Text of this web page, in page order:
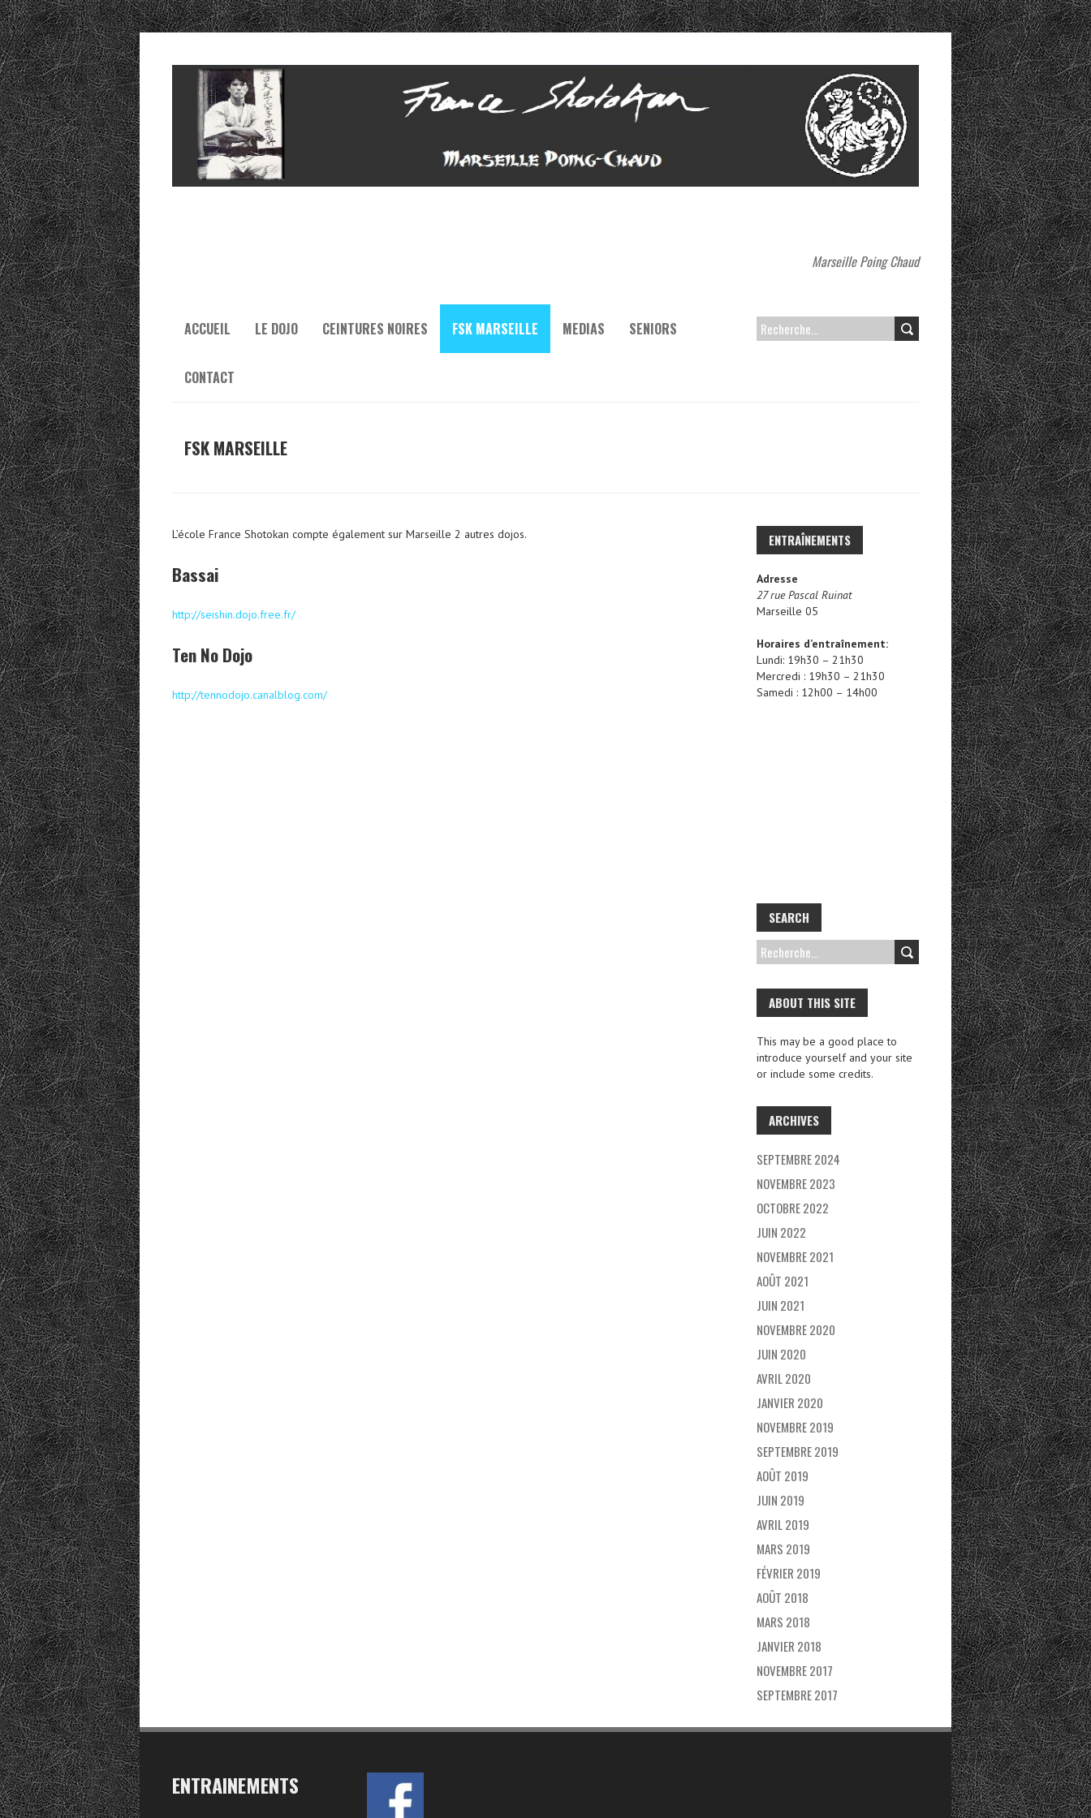
Marseille Poing Chaud
ACCUEIL LE DOJO CEINTURES NOIRES FSK MARSEILLE MEDIAS SENIORS
CONTACT
R
E
:
FSK MARSEILLE
L’école France Shotokan compte également sur Marseille 2 autres dojos.
Bassai
http://seishin.dojo.free.fr/
Ten No Dojo
http://tennodojo.canalblog.com/
ENTRAÎNEMENTS
Adresse
27 rue Pascal Ruinat
Marseille 05
Horaires d’entraînement:
Lundi: 19h30 – 21h30
Mercredi : 19h30 – 21h30
Samedi : 12h00 – 14h00
SEARCH
R
E
R
ABOUT THIS SITE
This may be a good place to
introduce yourself and your site
or include some credits.
ARCHIVES
SEPTEMBRE 2024
NOVEMBRE 2023
OCTOBRE 2022
JUIN 2022
NOVEMBRE 2021
AOÛT 2021
JUIN 2021
NOVEMBRE 2020
JUIN 2020
AVRIL 2020
JANVIER 2020
NOVEMBRE 2019
SEPTEMBRE 2019
AOÛT 2019
JUIN 2019
AVRIL 2019
MARS 2019
FÉVRIER 2019
AOÛT 2018
MARS 2018
JANVIER 2018
NOVEMBRE 2017
SEPTEMBRE 2017
ENTRAINEMENTS